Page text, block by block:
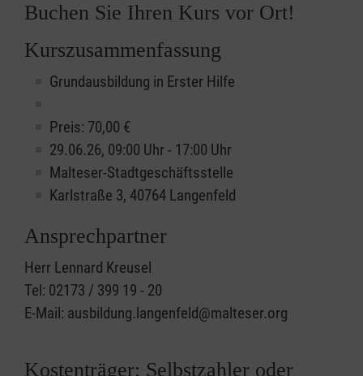
Buchen Sie Ihren Kurs vor Ort!
Kurszusammenfassung
Grundausbildung in Erster Hilfe
Preis: 70,00 €
29.06.26, 09:00 Uhr - 17:00 Uhr
Malteser-Stadtgeschäftsstelle
Karlstraße 3, 40764 Langenfeld
Ansprechpartner
Herr Lennard Kreusel
Tel: 02173 / 399 19 - 20
E-Mail: ausbildung.langenfeld@malteser.org
Kostenträger: Selbstzahler oder